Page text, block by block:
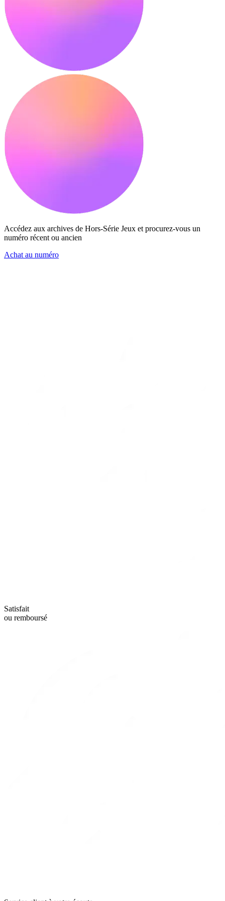
Accédez aux archives de Hors-Série Jeux et procurez-vous un
numéro récent ou ancien
Achat au numéro
Satisfait
ou remboursé